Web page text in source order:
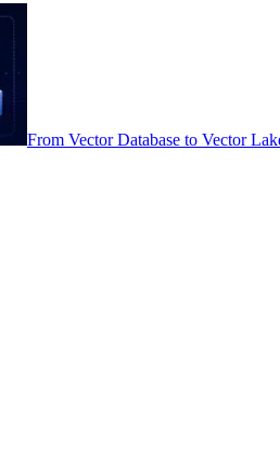
From Vector Database to Vector